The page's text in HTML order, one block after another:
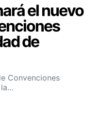
el nuevo
de
Convenciones
la…